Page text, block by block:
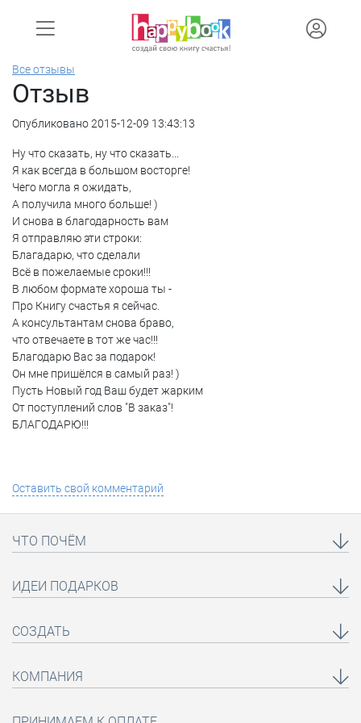
Все отзывы
Отзыв
Опубликовано 2015-12-09 13:43:13
Ну что сказать, ну что сказать...
Я как всегда в большом восторге!
Чего могла я ожидать,
А получила много больше! )
И снова в благодарность вам
Я отправляю эти строки:
Благадарю, что сделали
Всё в пожелаемые сроки!!!
В любом формате хороша ты -
Про Книгу счастья я сейчас.
А консультантам снова браво,
что отвечаете в тот же час!!!
Благодарю Вас за подарок!
Он мне пришёлся в самый раз! )
Пусть Новый год Ваш будет жарким
От поступлений слов "В заказ"!
БЛАГОДАРЮ!!!
Оставить свой комментарий
ЧТО ПОЧЁМ
ИДЕИ ПОДАРКОВ
СОЗДАТЬ
КОМПАНИЯ